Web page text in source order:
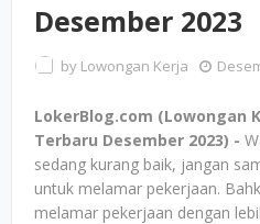
Desember 2023
by Lowongan Kerja
LokerBlog.com (Lowongan
Terbaru Desember 2023) -
sedang kurang baik, jangan
untuk melamar pekerjaan.
melamar pekerjaan dengan